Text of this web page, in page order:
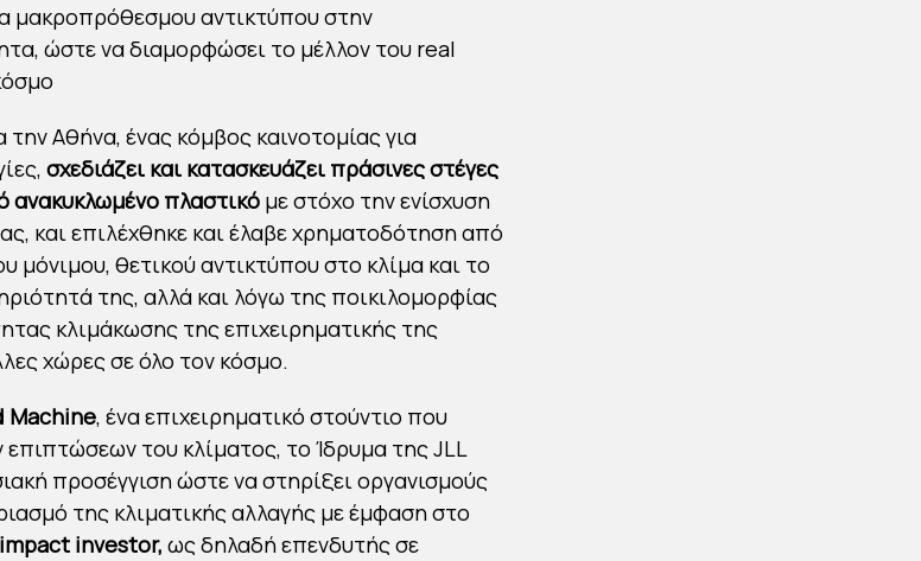
μακροπρόθεσμου αντικτύπου στην
ώστε να διαμορφώσει το μέλλον του real
Αθήνα, ένας κόμβος καινοτομίας για
σχεδιάζει και κατασκευάζει πράσινες στέγες
ανακυκλωμένο πλαστικό με στόχο την ενίσχυση
και επιλέχθηκε και έλαβε χρηματοδότηση από
θετικού αντικτύπου στο κλίμα και το
της, αλλά και λόγω της ποικιλομορφίας
κλιμάκωσης της επιχειρηματικής της
χώρες σε όλο τον κόσμο.
Machine, ένα επιχειρηματικό στούντιο που
επιπτώσεων του κλίματος, το Ίδρυμα της JLL
προσέγγιση ώστε να στηρίξει οργανισμούς
της κλιματικής αλλαγής με έμφαση στο
impact investor, ως δηλαδή επενδυτής σε